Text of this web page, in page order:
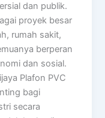
dan publik.
proyek besar
rumah sakit,
berperan
dan sosial.
Plafon PVC
bagi
secara